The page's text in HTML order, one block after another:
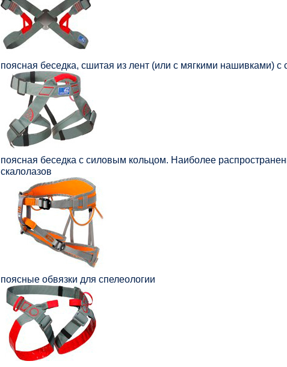
поясная беседка, сшитая из лент (или с мягкими нашивками) с
поясная беседка с силовым кольцом. Наиболее
скалолазов
поясные обвязки для спелеологии